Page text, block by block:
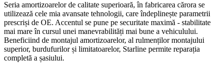
Seria amortizoarelor de calitate superioară, în fabricarea cărora se
utilizează cele mia avansate tehnologii, care îndeplinește parametrii
prescriși de OE. Accentul se pune pe securitate maximă - stabilitate
mai mare în cursul unei manevrabilități mai bune a vehiculului.
Beneficiind de montajul amortizoarelor, al rulmenților montajului
superior, burdufurilor și limitatoarelor, Starline permite reparația
completă a șasiului.